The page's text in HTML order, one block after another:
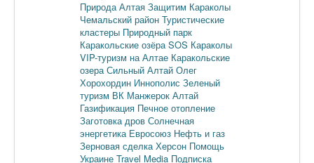
Природа Алтая Защитим Караколы
Чемальский район Туристические
кластеры Природный парк
Каракольские озёра SOS Караколы
VIP-туризм на Алтае Каракольские
озера Сильный Алтай Олег
Хорохордин Иннополис Зеленый
туризм ВК Манжерок Алтай
Газификация Печное отопление
Заготовка дров Солнечная
энергетика Евросоюз Нефть и газ
Зерновая сделка Херсон Помощь
Украине Travel Media Подписка